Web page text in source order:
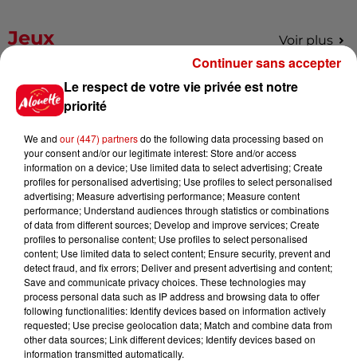
Jeux Voir plus
Gagnez vos places pour le
Festival du Roi Arthur 2026 !
Gagnez vos entrées pour le
Musée du Sport Automobile au
Mans !
Alouette vous invite à
Futuroscope Xperiences !
Le respect de votre vie privée est notre
priorité
We and our (447) partnersdo the following data processing based on
your consent and/or our legitimate interest: Store and/or access
information on a device; Use limited data to select advertising; Create
profiles for personalised advertising; Use profiles to select personalised
advertising; Measure advertising performance; Measure content
performance; Understand audiences through statistics or combinations
of data from different sources; Develop and improve services; Create
profiles to personalise content; Use profiles to select personalised
content; Use limited data to select content; Ensure security, prevent and
detect fraud, and fix errors; Deliver and present advertising and content;
Save and communicate privacy choices. These technologies may
process personal data such as IP address and browsing data to offer
following functionalities: Identify devices based on information actively
requested; Use precise geolocation data; Match and combine data from
other data sources; Link different devices; Identify devices based on
information transmitted automatically.
Continuer sans accepter